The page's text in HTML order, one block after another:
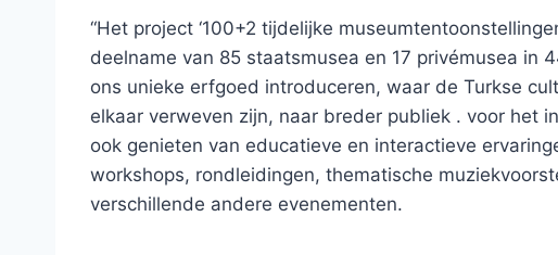
“Het project ‘100+2 tijdelijke
deelname van 85 staatsmusea en 17 privémusea in
ons unieke erfgoed introduceren, waar de Turkse
elkaar verweven zijn, naar breder publiek . voor het
ook genieten van educatieve en interactieve
workshops, rondleidingen, thematische
verschillende andere evenementen.